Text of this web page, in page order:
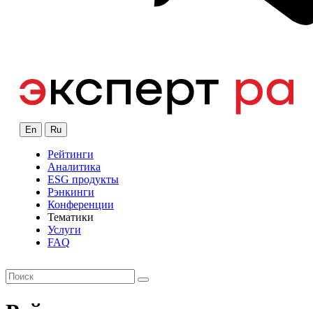
En Ru
Рейтинги
Аналитика
ESG продукты
Рэнкинги
Конференции
Тематики
Услуги
FAQ